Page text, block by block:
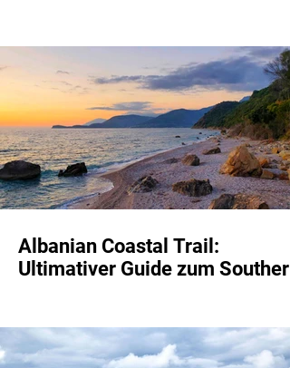
Albanian Coastal Trail:
Ultimativer Guide zum Southern